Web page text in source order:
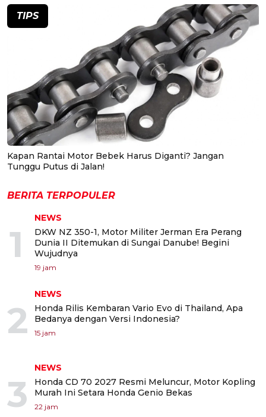
TIPS
Kapan Rantai Motor Bebek Harus Diganti? Jangan
Tunggu Putus di Jalan!
BERITA TERPOPULER
1
NEWS
DKW NZ 350-1, Motor Militer Jerman Era Perang
Dunia II Ditemukan di Sungai Danube! Begini
Wujudnya
19 jam
2
NEWS
Honda Rilis Kembaran Vario Evo di Thailand, Apa
Bedanya dengan Versi Indonesia?
15 jam
3
NEWS
Honda CD 70 2027 Resmi Meluncur, Motor Kopling
Murah Ini Setara Honda Genio Bekas
22 jam